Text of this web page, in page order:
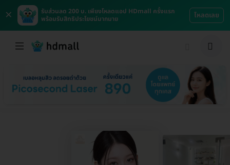
×
รับส่วนลด 200 บ. เพียงโหลดแอป HDmall ครั้งแรก
พร้อมรับสิทธิประโยชน์มากมาย
โหลดเลย